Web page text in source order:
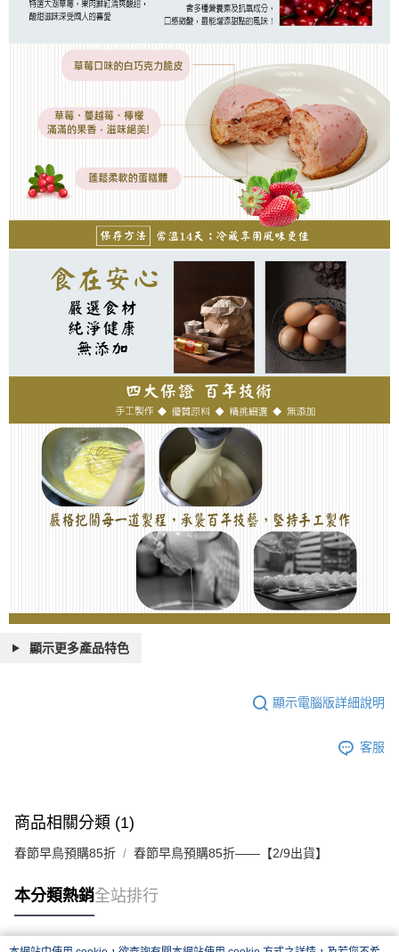
顯示更多產品特色
顯示電腦版詳細說明
客服
商品相關分類 (1)
春節早鳥預購85折 春節早鳥預購85折——【2/9出貨】
本分類熱銷全站排行